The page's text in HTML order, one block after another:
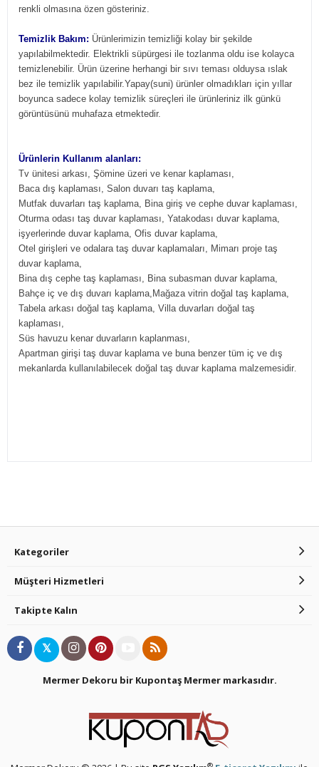
renkli olmasına özen gösteriniz.
Temizlik Bakım: Ürünlerimizin temizliği kolay bir şekilde
yapılabilmektedir. Elektrikli süpürgesi ile tozlanma oldu ise kolayca
temizlenebilir. Ürün üzerine herhangi bir sıvı teması olduysa ıslak
bez ile temizlik yapılabilir.Yapay(suni) ürünler olmadıkları için yıllar
boyunca sadece kolay temizlik süreçleri ile ürünleriniz ilk günkü
görüntüsünü muhafaza etmektedir.
Ürünlerin Kullanım alanları:
Tv ünitesi arkası, Şömine üzeri ve kenar kaplaması,
Baca dış kaplaması, Salon duvarı taş kaplama,
Mutfak duvarları taş kaplama, Bina giriş ve cephe duvar kaplaması,
Oturma odası taş duvar kaplaması, Yatakodası duvar kaplama,
işyerlerinde duvar kaplama, Ofis duvar kaplama,
Otel girişleri ve odalara taş duvar kaplamaları, Mimarı proje taş
duvar kaplama,
Bina dış cephe taş kaplaması, Bina subasman duvar kaplama,
Bahçe iç ve dış duvarı kaplama,Mağaza vitrin doğal taş kaplama,
Tabela arkası doğal taş kaplama, Villa duvarları doğal taş
kaplaması,
Süs havuzu kenar duvarların kaplanması,
Apartman girişi taş duvar kaplama ve buna benzer tüm iç ve dış
mekanlarda kullanılabilecek doğal taş duvar kaplama malzemesidir
Kategoriler
Müşteri Hizmetleri
Takipte Kalın
𝕏
Mermer Dekoru bir Kupontaş Mermermarkasıdır.
®